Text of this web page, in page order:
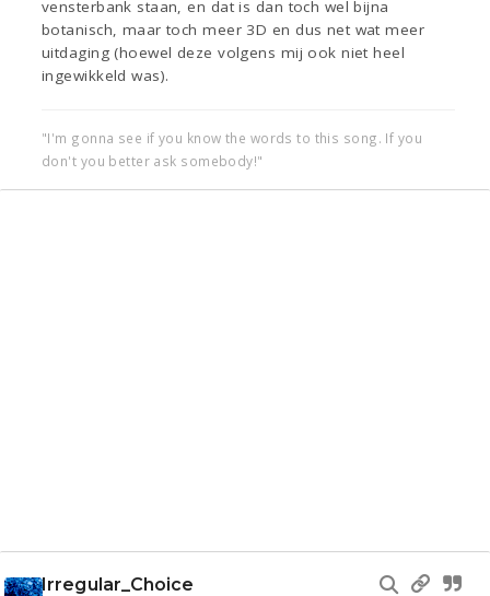
vensterbank staan, en dat is dan toch wel bijna
botanisch, maar toch meer 3D en dus net wat meer
uitdaging (hoewel deze volgens mij ook niet heel
ingewikkeld was).
"I'm gonna see if you know the words to this song. If you
don't you better ask somebody!"
Irregular_Choice